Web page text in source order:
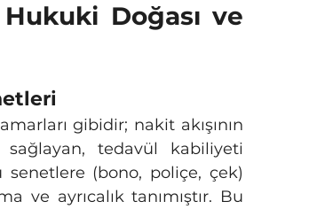
Doğası ve
sağlayan, tedavül kabiliyeti
(bono, poliçe, çek)
ayrıcalık tanımıştır. Bu